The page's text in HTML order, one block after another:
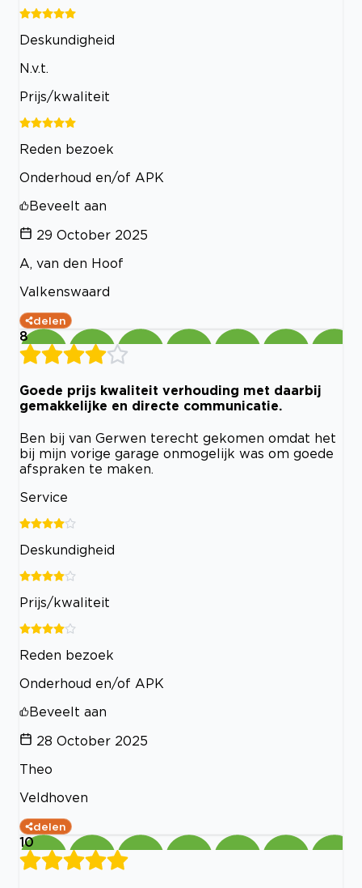
Deskundigheid
N.v.t.
Prijs/kwaliteit
Reden bezoek
Onderhoud en/of APK
Beveelt aan
29 October 2025
A, van den Hoof
Valkenswaard
delen
8
Goede prijs kwaliteit verhouding met daarbij
gemakkelijke en directe communicatie.
Ben bij van Gerwen terecht gekomen omdat het
bij mijn vorige garage onmogelijk was om goede
afspraken te maken.
Service
Deskundigheid
Prijs/kwaliteit
Reden bezoek
Onderhoud en/of APK
Beveelt aan
28 October 2025
Theo
Veldhoven
delen
10